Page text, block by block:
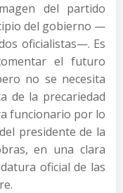
del partido
del gobierno —
oficialistas—. Es
el futuro
no se necesita
de la precariedad
funcionario por lo
presidente de la
en una clara
oficial de las